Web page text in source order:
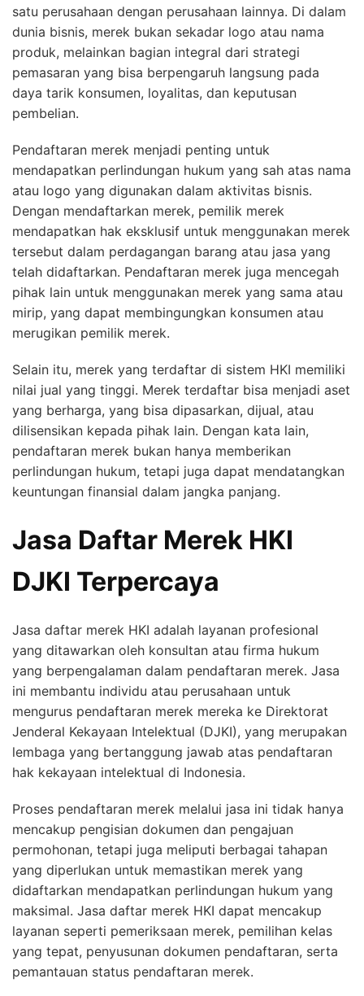
satu perusahaan dengan perusahaan lainnya. Di dalam
dunia bisnis, merek bukan sekadar logo atau nama
produk, melainkan bagian integral dari strategi
pemasaran yang bisa berpengaruh langsung pada
daya tarik konsumen, loyalitas, dan keputusan
pembelian.
Pendaftaran merek menjadi penting untuk
mendapatkan perlindungan hukum yang sah atas nama
atau logo yang digunakan dalam aktivitas bisnis.
Dengan mendaftarkan merek, pemilik merek
mendapatkan hak eksklusif untuk menggunakan merek
tersebut dalam perdagangan barang atau jasa yang
telah didaftarkan. Pendaftaran merek juga mencegah
pihak lain untuk menggunakan merek yang sama atau
mirip, yang dapat membingungkan konsumen atau
merugikan pemilik merek.
Selain itu, merek yang terdaftar di sistem HKI memiliki
nilai jual yang tinggi. Merek terdaftar bisa menjadi aset
yang berharga, yang bisa dipasarkan, dijual, atau
dilisensikan kepada pihak lain. Dengan kata lain,
pendaftaran merek bukan hanya memberikan
perlindungan hukum, tetapi juga dapat mendatangkan
keuntungan finansial dalam jangka panjang.
Jasa Daftar Merek HKI
DJKI Terpercaya
Jasa daftar merek HKI adalah layanan profesional
yang ditawarkan oleh konsultan atau firma hukum
yang berpengalaman dalam pendaftaran merek. Jasa
ini membantu individu atau perusahaan untuk
mengurus pendaftaran merek mereka ke Direktorat
Jenderal Kekayaan Intelektual (DJKI), yang merupakan
lembaga yang bertanggung jawab atas pendaftaran
hak kekayaan intelektual di Indonesia.
Proses pendaftaran merek melalui jasa ini tidak hanya
mencakup pengisian dokumen dan pengajuan
permohonan, tetapi juga meliputi berbagai tahapan
yang diperlukan untuk memastikan merek yang
didaftarkan mendapatkan perlindungan hukum yang
maksimal. Jasa daftar merek HKI dapat mencakup
layanan seperti pemeriksaan merek, pemilihan kelas
yang tepat, penyusunan dokumen pendaftaran, serta
pemantauan status pendaftaran merek.